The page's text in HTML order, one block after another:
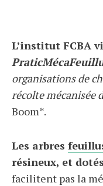
L’institut FCBA
organisations de
récolte mécanisée
Boom*.
Les arbres
résineux, et
facilitent pas la